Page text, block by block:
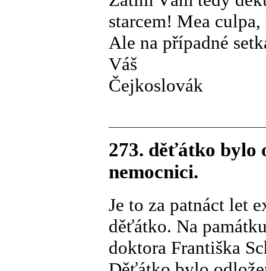
starcem! Mea
Ale na případné
Váš
Čejkoslovák
273. děťátko bylo
nemocnici.
Je to za patnáct let
děťátko. Na
doktora Františka